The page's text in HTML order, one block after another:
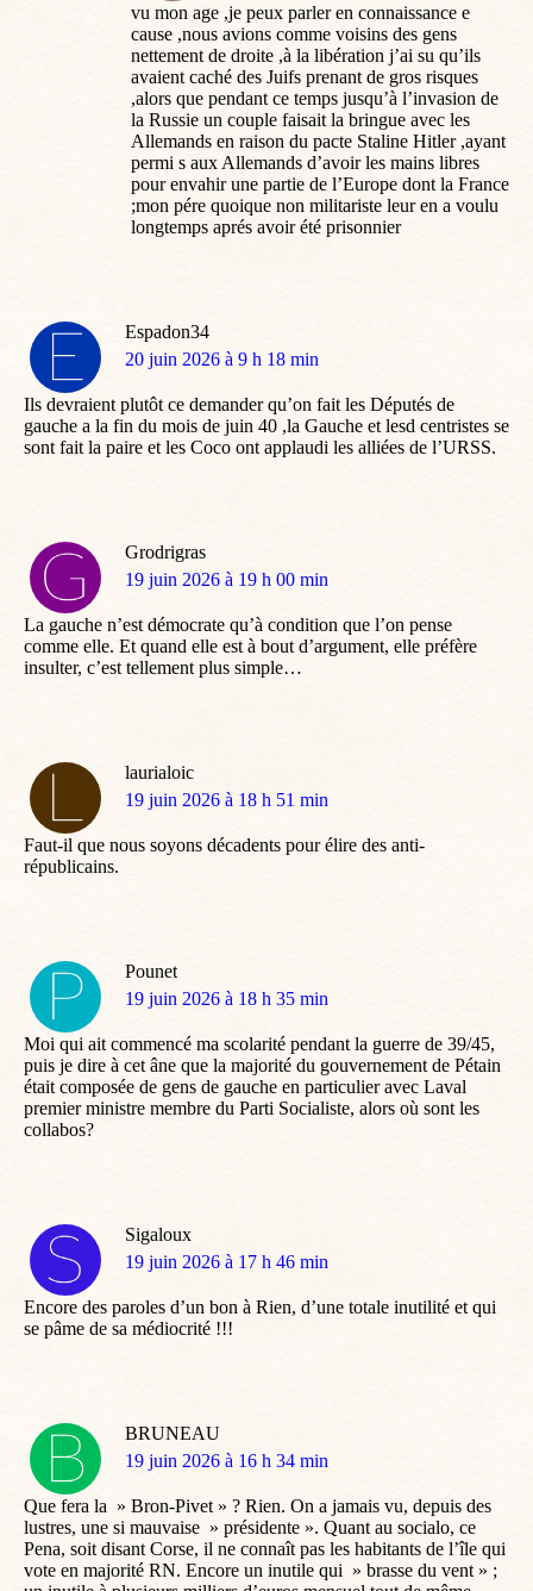
vu mon age ,je peux parler en connaissance e
cause ,nous avions comme voisins des gens
nettement de droite ,à la libération j’ai su qu’ils
avaient caché des Juifs prenant de gros risques
,alors que pendant ce temps jusqu’à l’invasion de
la Russie un couple faisait la bringue avec les
Allemands en raison du pacte Staline Hitler ,ayant
permi s aux Allemands d’avoir les mains libres
pour envahir une partie de l’Europe dont la France
;mon pére quoique non militariste leur en a voulu
longtemps aprés avoir été prisonnier
Espadon34
dit
20 juin 2026 à 9 h 18 min
Ils devraient plutôt ce demander qu’on fait les Députés de
gauche a la fin du mois de juin 40 ,la Gauche et lesd centristes se
sont fait la paire et les Coco ont applaudi les alliées de l’URSS.
Grodrigras
dit
19 juin 2026 à 19 h 00 min
La gauche n’est démocrate qu’à condition que l’on pense
comme elle. Et quand elle est à bout d’argument, elle préfère
insulter, c’est tellement plus simple…
laurialoic
dit
19 juin 2026 à 18 h 51 min
Faut-il que nous soyons décadents pour élire des anti-
républicains.
Pounet
dit
19 juin 2026 à 18 h 35 min
Moi qui ait commencé ma scolarité pendant la guerre de 39/45,
puis je dire à cet âne que la majorité du gouvernement de Pétain
était composée de gens de gauche en particulier avec Laval
premier ministre membre du Parti Socialiste, alors où sont les
collabos?
Sigaloux
dit
19 juin 2026 à 17 h 46 min
Encore des paroles d’un bon à Rien, d’une totale inutilité et qui
se pâme de sa médiocrité !!!
BRUNEAU
dit
19 juin 2026 à 16 h 34 min
Que fera la » Bron-Pivet » ? Rien. On a jamais vu, depuis des
lustres, une si mauvaise » présidente ». Quant au socialo, ce
Pena, soit disant Corse, il ne connaît pas les habitants de l’île qui
vote en majorité RN. Encore un inutile qui » brasse du vent » ;